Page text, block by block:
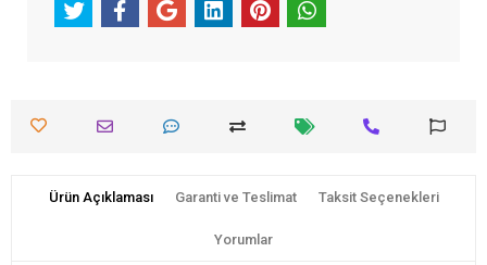
Ürün Açıklaması Garanti ve Teslimat Taksit Seçenekleri
Yorumlar